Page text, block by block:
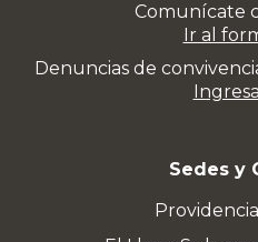
Comunícate
Ir al
Denuncias de
Sedes y